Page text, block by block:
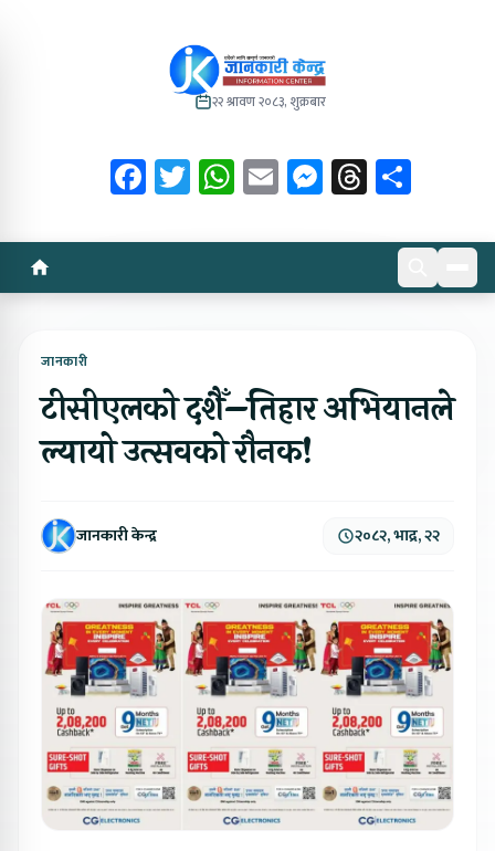
२२ श्रावण २०८३, शुक्रबार
Facebook
Twitter
WhatsApp
EmailMessenger
Threads
जानकारी
टीसीएलको दशैँ–तिहार अभियानले
ल्यायो उत्सवको रौनक!
जानकारी केन्द्र २०८२, भाद्र, २२